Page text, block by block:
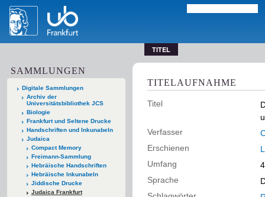
TITEL
SAMMLUNGEN
Digitale Sammlungen
Archiv der
Universitätsbibliothek JCS
Biologie
Frankfurt und Seltene Drucke
Handschriften und Inkunabeln
Judaica
Compact Memory
Freimann-Sammlung
Hebräische Handschriften
Hebräische Inkunabeln
Jiddische Drucke
Judaica Frankfurt
TITELAUFNAHME
Titel
Verfasser
Erschienen
Umfang
Sprache